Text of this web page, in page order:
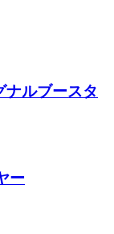
ナルブースタ
ー